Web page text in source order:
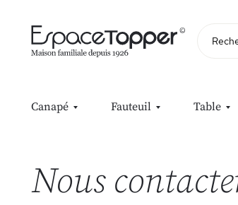
Canapé Fauteuil Table
Nous